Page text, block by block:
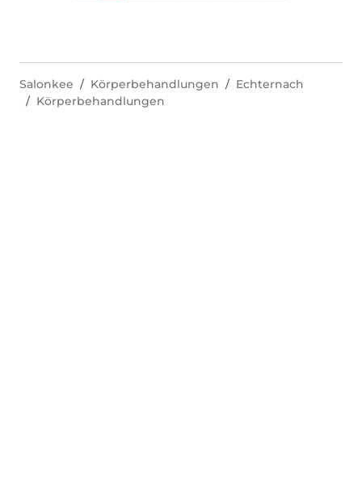
Salonkee Körperbehandlungen
Echternach
Körperbehandlungen